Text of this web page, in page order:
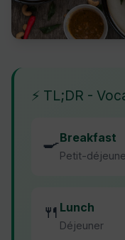
⚡ TL;DR -
🍳Breakfast
Petit-
🍴 Lunch
Déjeuner